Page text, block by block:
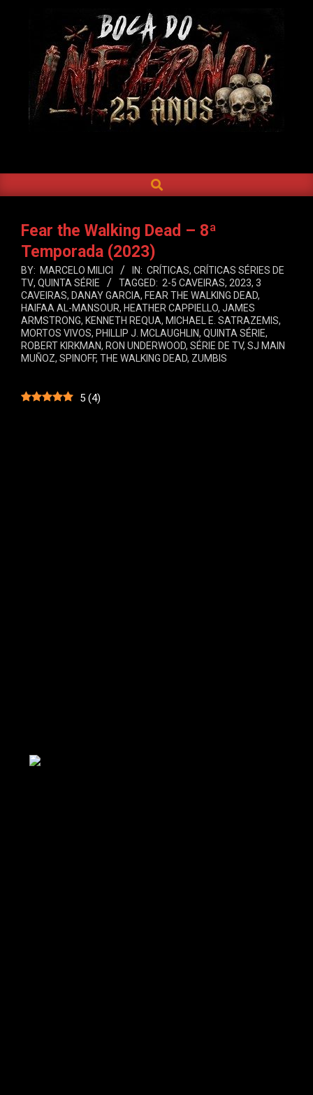
DO
INFERNO
Navigation
SEARCH
Fear the Walking Dead – 8ª
Temporada (2023)
BY: MARCELO MILICI IN: CRÍTICAS, CRÍTICAS SÉRIES DE
TV, QUINTA SÉRIE TAGGED: 2-5 CAVEIRAS, 2023, 3
CAVEIRAS, DANAY GARCIA, FEAR THE WALKING DEAD,
HAIFAA AL-MANSOUR, HEATHER CAPPIELLO, JAMES
ARMSTRONG, KENNETH REQUA, MICHAEL E. SATRAZEMIS,
MORTOS VIVOS, PHILLIP J. MCLAUGHLIN, QUINTA SÉRIE,
ROBERT KIRKMAN, RON UNDERWOOD, SÉRIE DE TV, SJ MAIN
MUÑOZ, SPINOFF, THE WALKING DEAD, ZUMBIS
5 (4)